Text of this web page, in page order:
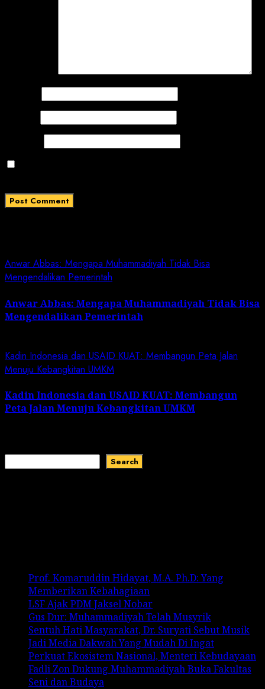
Anwar Abbas: Mengapa Muhammadiyah Tidak Bisa
Mengendalikan Pemerintah
Anwar Abbas: Mengapa Muhammadiyah Tidak Bisa
Mengendalikan Pemerintah
Kadin Indonesia dan USAID KUAT: Membangun Peta Jalan
Menuju Kebangkitan UMKM
Kadin Indonesia dan USAID KUAT: Membangun
Peta Jalan Menuju Kebangkitan UMKM
Search
Prof. Komaruddin Hidayat, M.A. Ph.D: Yang
Memberikan Kebahagiaan
LSF Ajak PDM Jaksel Nobar
Gus Dur: Muhammadiyah Telah Musyrik
Sentuh Hati Masyarakat, Dr. Suryati Sebut Musik
Jadi Media Dakwah Yang Mudah Di Ingat
Perkuat Ekosistem Nasional, Menteri Kebudayaan
Fadli Zon Dukung Muhammadiyah Buka Fakultas
Seni dan Budaya